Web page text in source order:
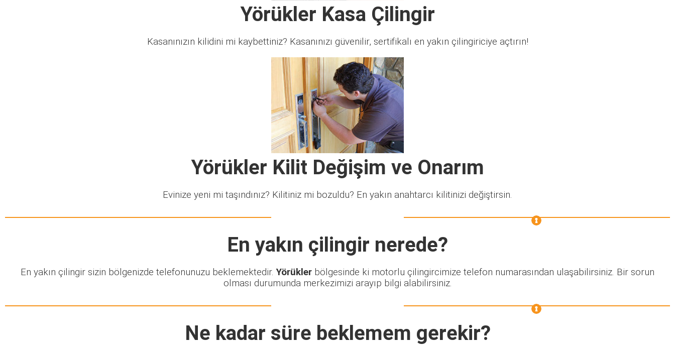
Yörükler Kasa Çilingir
Kasanınızın kilidini mi kaybettiniz? Kasanınızı güvenilir, sertifikalı en yakın çilingiriciye açtırın!
Yörükler Kilit Değişim ve Onarım
Evinize yeni mi taşındınız? Kilitiniz mi bozuldu? En yakın anahtarcı kilitinizi değiştirsin.
En yakın çilingir nerede?
En yakın çilingir sizin bölgenizde telefonunuzu beklemektedir.Yörükler bölgesinde ki motorlu çilingircimize telefon numarasından ulaşabilirsiniz. Bir sorun
olması durumunda merkezimizi arayıp bilgi alabilirsiniz.
Ne kadar süre beklemem gerekir?